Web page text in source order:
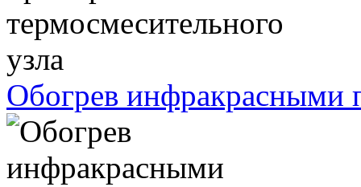
Обогрев инфракрасными